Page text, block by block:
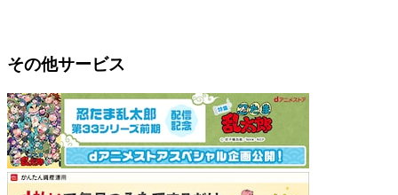
その他サービス